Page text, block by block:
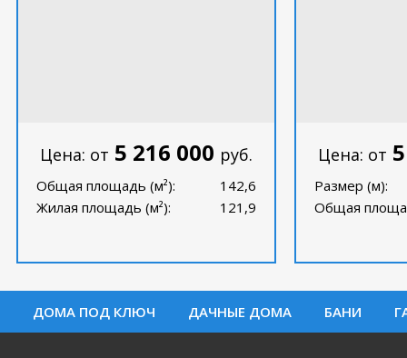
Цена: от 5 216 000 руб.
Общая площадь (м²):
142,6
Жилая площадь (м²):
121,9
Цена: от
Размер (м):
Общая
ДОМА ПОД КЛЮЧ ДАЧНЫЕ ДОМА БАНИ